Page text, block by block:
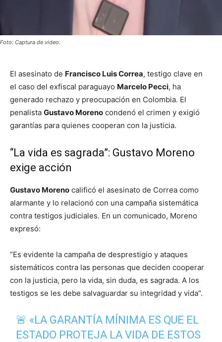
Foto: Captura de video.
El asesinato de Francisco Luis Correa, testigo clave en
el caso del exfiscal paraguayo Marcelo Pecci, ha
generado rechazo y preocupación en Colombia. El
penalista Gustavo Moreno condenó el crimen y exigió
garantías para quienes cooperan con la justicia.
“La vida es sagrada”: Gustavo Moreno
exige acción
Gustavo Moreno calificó el asesinato de Correa como
alarmante y lo relacionó con una campaña sistemática
contra testigos judiciales. En un comunicado, Moreno
expresó:
“Es evidente la campaña de desprestigio y ataques
sistemáticos contra las personas que deciden cooperar
con la justicia, pero la vida, sin duda, es sagrada. A los
testigos se les debe salvaguardar su integridad y vida”.
🚨 «LA GARANTÍA MÍNIMA ES QUE EL
ESTADO PROTEJA LA VIDA DE ESTOS